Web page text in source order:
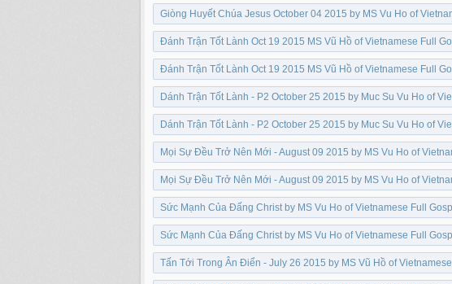
Giòng Huyết Chúa Jesus October 04 2015 by MS Vu Ho of
Đánh Trận Tốt Lành Oct 19 2015 MS Vũ Hồ of Vietnamese Full
Đánh Trận Tốt Lành Oct 19 2015 MS Vũ Hồ of Vietnamese Full
Dánh Trận Tốt Lành - P2 October 25 2015 by Muc Su Vu Ho of
Dánh Trận Tốt Lành - P2 October 25 2015 by Muc Su Vu Ho of
Mọi Sự Đều Trở Nên Mới - August 09 2015 by MS Vu Ho of
Mọi Sự Đều Trở Nên Mới - August 09 2015 by MS Vu Ho of
Sức Mạnh Của Đấng Christ by MS Vu Ho of Vietnamese Full
Sức Mạnh Của Đấng Christ by MS Vu Ho of Vietnamese Full
Tấn Tới Trong Ân Điển - July 26 2015 by MS Vũ Hồ of